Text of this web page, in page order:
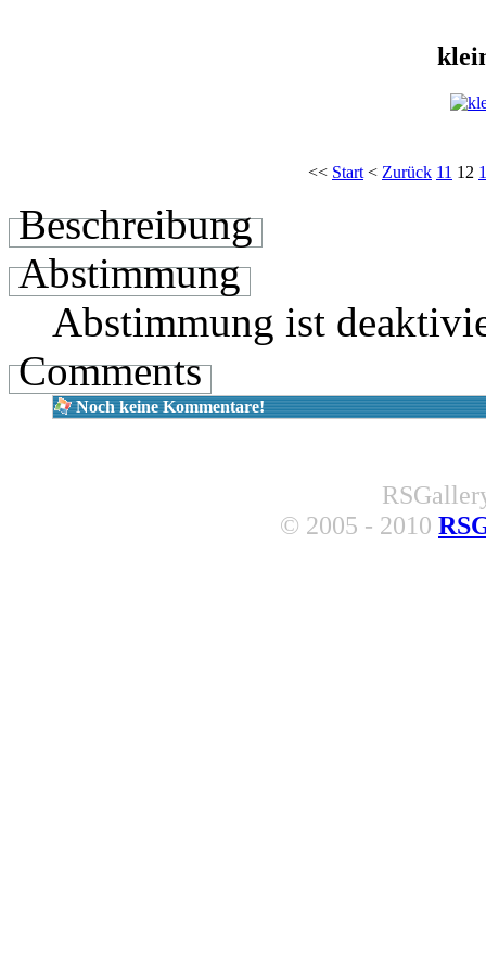
<< Start < Zurück 11 12
Beschreibung
Abstimmung
Abstimmung ist
Comments
Noch keine Kommentare!
© 2005 - 2010